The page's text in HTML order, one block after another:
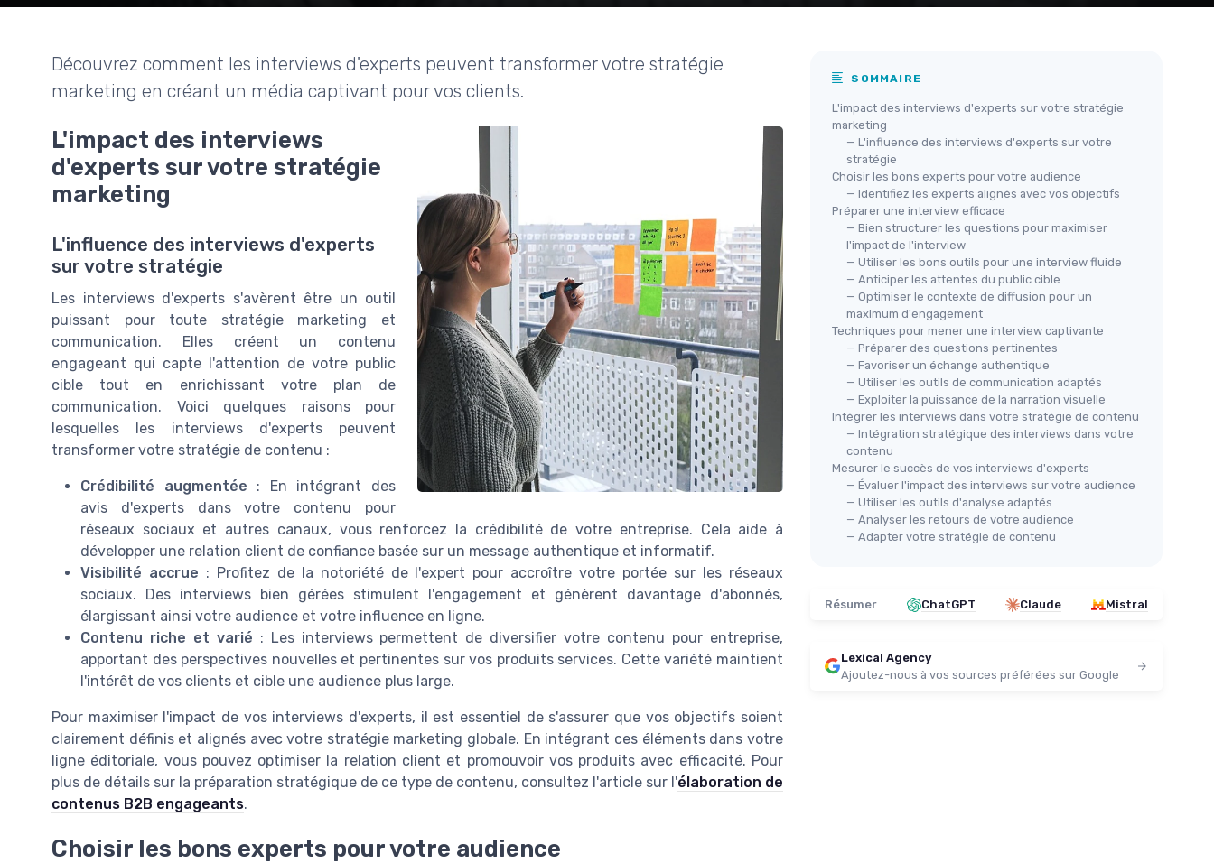
Découvrez comment les interviews d'experts peuvent transformer votre stratégie
marketing en créant un média captivant pour vos clients.
L'impact des interviews
d'experts sur votre stratégie
marketing
L'influence des interviews d'experts
sur votre stratégie
Les interviews d'experts s'avèrent être un outil
puissant pour toute stratégie marketing et
communication. Elles créent un contenu
engageant qui capte l'attention de votre public
cible tout en enrichissant votre plan de
communication. Voici quelques raisons pour
lesquelles les interviews d'experts peuvent
transformer votre stratégie de contenu :
Crédibilité augmentée : En intégrant des
avis d'experts dans votre contenu pour
réseaux sociaux et autres canaux, vous renforcez la crédibilité de votre entreprise. Cela aide à
développer une relation client de confiance basée sur un message authentique et informatif.
Visibilité accrue : Profitez de la notoriété de l'expert pour accroître votre portée sur les réseaux
sociaux. Des interviews bien gérées stimulent l'engagement et génèrent davantage d'abonnés,
élargissant ainsi votre audience et votre influence en ligne.
Contenu riche et varié : Les interviews permettent de diversifier votre contenu pour entreprise,
apportant des perspectives nouvelles et pertinentes sur vos produits services. Cette variété maintient
l'intérêt de vos clients et cible une audience plus large.
Pour maximiser l'impact de vos interviews d'experts, il est essentiel de s'assurer que vos objectifs soient
clairement définis et alignés avec votre stratégie marketing globale. En intégrant ces éléments dans votre
ligne éditoriale, vous pouvez optimiser la relation client et promouvoir vos produits avec efficacité. Pour
plus de détails sur la préparation stratégique de ce type de contenu, consultez l'article sur l'élaboration de
contenus B2B engageants.
Choisir les bons experts pour votre audience
SOMMAIRE
L'impact des interviews d'experts sur votre stratégie
marketing
— L'influence des interviews d'experts sur votre
stratégie
Choisir les bons experts pour votre audience
— Identifiez les experts alignés avec vos objectifs
Préparer une interview efficace
— Bien structurer les questions pour maximiser
l'impact de l'interview
— Utiliser les bons outils pour une interview fluide
— Anticiper les attentes du public cible
— Optimiser le contexte de diffusion pour un
maximum d'engagement
Techniques pour mener une interview captivante
— Préparer des questions pertinentes
— Favoriser un échange authentique
— Utiliser les outils de communication adaptés
— Exploiter la puissance de la narration visuelle
Intégrer les interviews dans votre stratégie de contenu
— Intégration stratégique des interviews dans votre
contenu
Mesurer le succès de vos interviews d'experts
— Évaluer l'impact des interviews sur votre audience
— Utiliser les outils d'analyse adaptés
— Analyser les retours de votre audience
— Adapter votre stratégie de contenu
Résumer ChatGPT Claude Mistral
Lexical Agency
Ajoutez-nous à vos sources préférées sur Google